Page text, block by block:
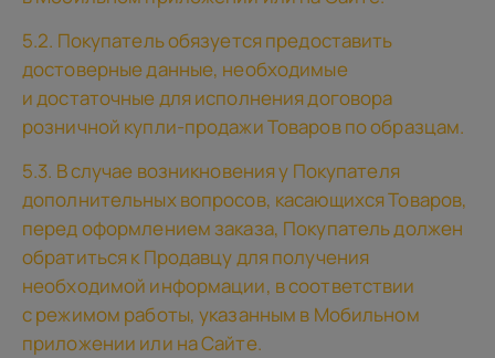
5.2. Покупатель обязуется предоставить
достоверные данные, необходимые
и достаточные для исполнения договора
розничной купли-продажи Товаров по образцам.
5.3. В случае возникновения у Покупателя
дополнительных вопросов, касающихся Товаров,
перед оформлением заказа, Покупатель должен
обратиться к Продавцу для получения
необходимой информации, в соответствии
с режимом работы, указанным в Мобильном
приложении или на Сайте.